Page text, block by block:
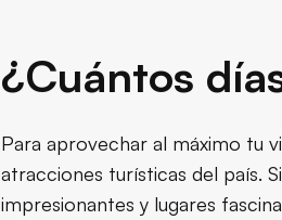
¿Cuántos
Para aprovechar al máximo tu
atracciones turísticas del país.
impresionantes y lugares